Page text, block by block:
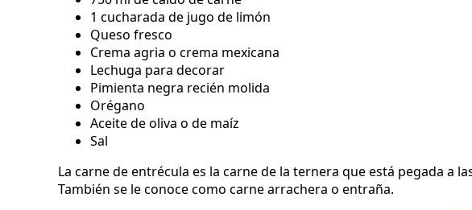
1 cucharada de jugo de limón
Queso fresco
Crema agria o crema mexicana
Lechuga para decorar
Pimienta negra recién molida
Orégano
Aceite de oliva o de maíz
Sal
La carne de entrécula es la carne de la ternera que está pegada a
También se le conoce como carne arrachera o entraña.